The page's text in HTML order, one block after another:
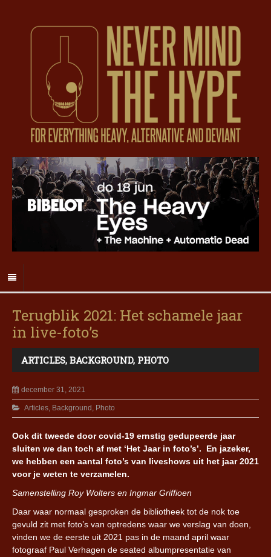
Terugblik 2021: Het schamele jaar
in live-foto’s
ARTICLES, BACKGROUND, PHOTO
december 31, 2021
Articles, Background , Photo
Ook dit tweede door covid-19 ernstig gedupeerde jaar
sluiten we dan toch af met ‘Het Jaar in foto’s’. En jazeker,
we hebben een aantal foto’s van liveshows uit het jaar 2021
voor je weten te verzamelen.
Samenstelling Roy Wolters en Ingmar Griffioen
Daar waar normaal gesproken de bibliotheek tot de nok toe
gevuld zit met foto’s van optredens waar we verslag van doen,
vinden we de eerste uit 2021 pas in de maand april waar
fotograaf Paul Verhagen de seated albumpresentatie van